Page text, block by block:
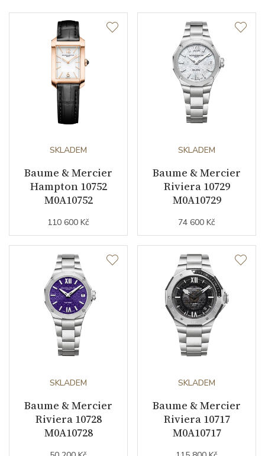
SKLADEM
Baume & Mercier
Hampton 10752
M0A10752
110 600 Kč
SKLADEM
Baume & Mercier
Riviera 10729
M0A10729
74 600 Kč
SKLADEM
Baume & Mercier
Riviera 10728
M0A10728
SKLADEM
Baume & Mercier
Riviera 10717
M0A10717